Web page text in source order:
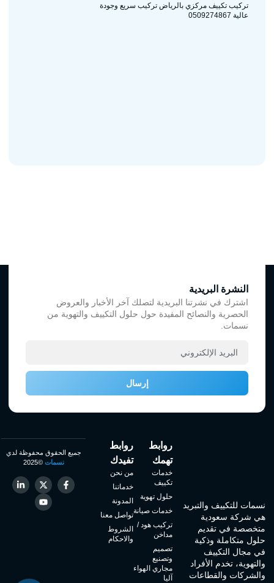
تركيب تكييف مركزي بالرياض تركيب سريع وجودة
عالية 0509274867
نسمات للتكييف والتبريد
هي شركة سعودية
متخصصة في تقديم
حلول متكاملة وذكية
في مجال التكييف
والتهوية، تخدم الأفراد
والشركات والقطاعات
روابط
تهمك
خدمات
تكييف
حلول تهوية
خدمات صيانة
تركيب هود /
مداخن
تصميم
وتصنيع
مجاري الهواء
آليا
روابط
تفيدك
من نحن
خدماتنا
المدونة
تواصل معنا
الشروط
والاحكام
جميع الحقوق محفوظة لدي
نسمات©2025
النشرة البريدية
اشترك في نشرتنا البريدية لتصلك آخر الأخبار والعروض
الحصرية والنصائح المفيدة حول حلول التكييف والتهوية من
نسمات.
إرسال